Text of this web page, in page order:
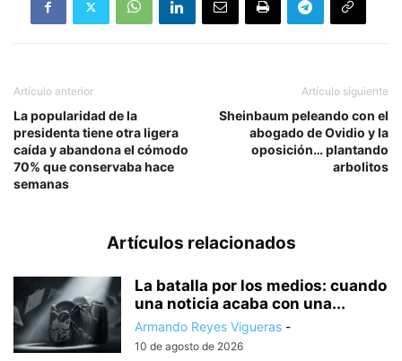
Artículo anterior
La popularidad de la
presidenta tiene otra ligera
caída y abandona el cómodo
70% que conservaba hace
semanas
Artículo siguiente
Sheinbaum peleando con el
abogado de Ovidio y la
oposición… plantando
arbolitos
Artículos relacionados
La batalla por los medios: cuando
una noticia acaba con una...
Armando Reyes Vigueras -
10 de agosto de 2026